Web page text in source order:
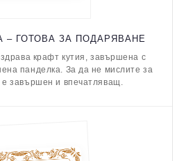
– ГОТОВА ЗА ПОДАРЯВАНЕ
крафт кутия, завършена с
панделка. За да не мислите за
завършен и впечатляващ.